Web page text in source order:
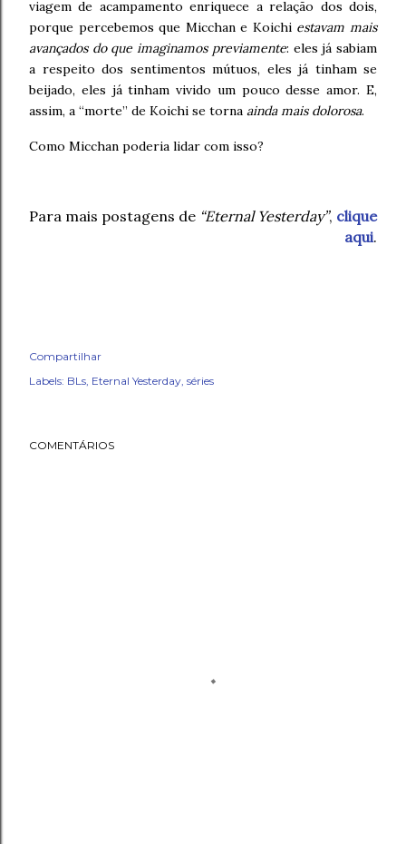
viagem de acampamento enriquece a relação dos dois,
porque percebemos que Micchan e Koichi estavam mais
avançados do que imaginamos previamente: eles já sabiam
a respeito dos sentimentos mútuos, eles já tinham se
beijado, eles já tinham vivido um pouco desse amor. E,
assim, a “morte” de Koichi se torna ainda mais dolorosa.
Como Micchan poderia lidar com isso?
Para mais postagens de “Eternal Yesterday”, clique
aqui.
Compartilhar
Labels: BLs Eternal Yesterday séries
COMENTÁRIOS